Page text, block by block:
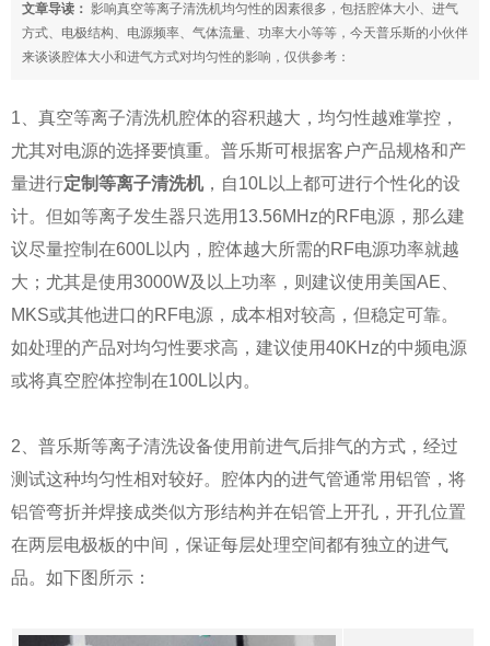
文章导读： 影响真空等离子清洗机均匀性的因素很多，包括腔体大小、进气
方式、电极结构、电源频率、气体流量、功率大小等等，今天普乐斯的小伙伴
来谈谈腔体大小和进气方式对均匀性的影响，仅供参考：
1、真空等离子清洗机腔体的容积越大，均匀性越难掌控，
尤其对电源的选择要慎重。普乐斯可根据客户产品规格和产
量进行定制等离子清洗机，自10L以上都可进行个性化的设
计。但如等离子发生器只选用13.56MHz的RF电源，那么建
议尽量控制在600L以内，腔体越大所需的RF电源功率就越
大；尤其是使用3000W及以上功率，则建议使用美国AE、
MKS或其他进口的RF电源，成本相对较高，但稳定可靠。
如处理的产品对均匀性要求高，建议使用40KHz的中频电源
或将真空腔体控制在100L以内。
2、普乐斯等离子清洗设备使用前进气后排气的方式，经过
测试这种均匀性相对较好。腔体内的进气管通常用铝管，将
铝管弯折并焊接成类似方形结构并在铝管上开孔，开孔位置
在两层电极板的中间，保证每层处理空间都有独立的进气
品。如下图所示：